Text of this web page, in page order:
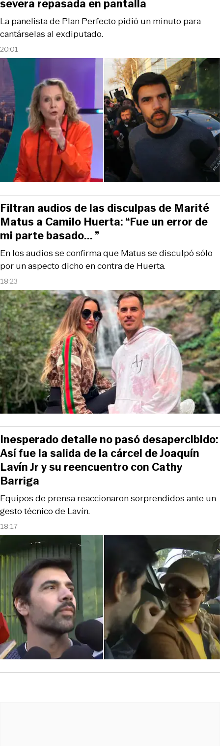
20:01
La panelista de Plan Perfecto pidió un minuto para
cantárselas al exdiputado.
severa repasada en pantalla
18:23
En los audios se confirma que Matus se disculpó sólo
por un aspecto dicho en contra de Huerta.
Filtran audios de las disculpas de Marité
Matus a Camilo Huerta: “Fue un error de
mi parte basado... ”
18:17
Equipos de prensa reaccionaron sorprendidos ante un
gesto técnico de Lavín.
Inesperado detalle no pasó desapercibido:
Así fue la salida de la cárcel de Joaquín
Lavín Jr y su reencuentro con Cathy
Barriga